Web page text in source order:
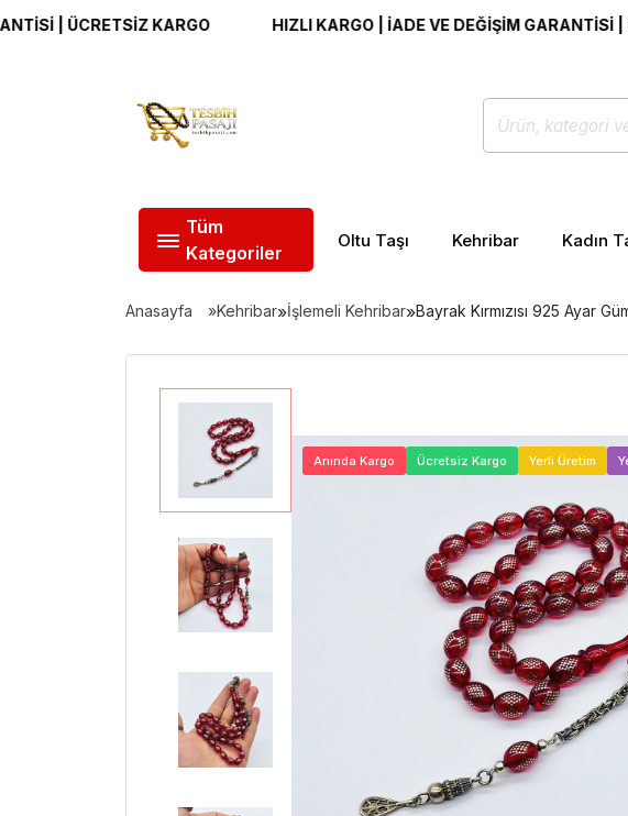
KARGO HIZLI KARGO | İADE VE DEĞİŞİM GARANTİSİ |
Tüm
Kategoriler
Oltu Taşı Kehribar Kadın
Anasayfa Kehribar»İşlemeli Kehribar»Bayrak Kırmızısı 925 Ayar
Anında Kargo Ücretsiz Kargo Yerli Üretim